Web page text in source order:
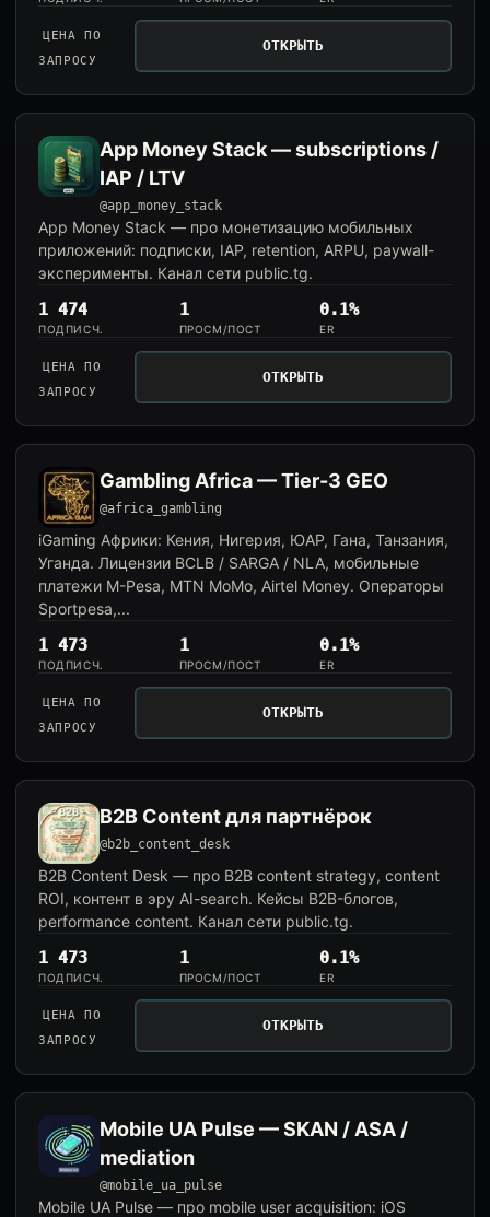
ЦЕНА ПО
ЗАПРОСУ
ОТКРЫТЬ
App Money Stack — subscriptions /
IAP / LTV
@app_money_stack
App Money Stack — про монетизацию мобильных
приложений: подписки, IAP, retention, ARPU, paywall-
эксперименты. Канал сети public.tg.
1 474
ПОДПИСЧ.
1
ПРОСМ/ПОСТ
0.1%
ER
ЦЕНА ПО
ЗАПРОСУ
ОТКРЫТЬ
Gambling Africa — Tier-3 GEO
@africa_gambling
iGaming Африки: Кения, Нигерия, ЮАР, Гана, Танзания,
Уганда. Лицензии BCLB / SARGA / NLA, мобильные
платежи M-Pesa, MTN MoMo, Airtel Money. Операторы
Sportpesa,...
1 473
ПОДПИСЧ.
1
ПРОСМ/ПОСТ
0.1%
ER
ЦЕНА ПО
ЗАПРОСУ
ОТКРЫТЬ
B2B Content для партнёрок
@b2b_content_desk
B2B Content Desk — про B2B content strategy, content
ROI, контент в эру AI-search. Кейсы B2B-блогов,
performance content. Канал сети public.tg.
1 473
ПОДПИСЧ.
1
ПРОСМ/ПОСТ
0.1%
ER
ЦЕНА ПО
ЗАПРОСУ
ОТКРЫТЬ
Mobile UA Pulse — SKAN / ASA /
mediation
@mobile_ua_pulse
Mobile UA Pulse — про mobile user acquisition: iOS